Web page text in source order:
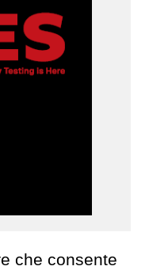
che consente